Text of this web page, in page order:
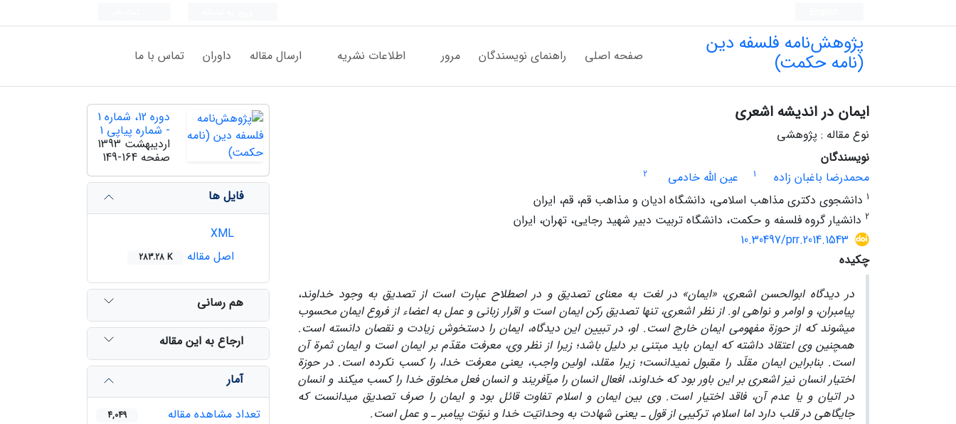
پژوهش‌نامه فلسفه دین
(نامه حکمت) صفحه اصلی راهنمای نویسندگان مرور اطلاعات نشریه ارسال مقاله داوران تماس با ما
ایمان در اندیشه اشعری
نوع مقاله : پژوهشی
نویسندگان
محمدرضا باغبان زاده
1 عین الله خادمی
2
1 دانشجوی دکتری مذاهب اسلامی، دانشگاه ادیان و مذاهب قم، قم، ایران
2 دانشیار گروه فلسفه و حکمت، دانشگاه تربیت دبیر شهید رجایی، تهران، ایران
10.30497/prr.2014.1543
چکیده
در دیدگاه ابوالحسن اشعری، «ایمان» در لغت به معنای تصدیق و در اصطلاح عبارت است از تصدیق به وجود خداوند،
پیامبران، و اوامر و نواهی او. از نظر اشعری، تنها تصدیق رکن ایمان است و اقرار زبانی و عمل به اعضاء از فروع ایمان محسوب
می­شوند که از حوزة مفهومی ایمان خارج است. او، در تبیین این دیدگاه، ایمان را دست­خوش زیادت و نقصان دانسته است.
همچنین وی اعتقاد داشته که ایمان باید مبتنی بر دلیل باشد؛ زیرا از نظر وی، معرفت مقدّم بر ایمان است و ایمان ثمرة آن
است. بنابراین ایمان مقلّد را مقبول نمی­دانست؛ زیرا مقلد، اولین واجب، یعنی معرفت خدا، را کسب نکرده است. در حوزة
اختیار انسان نیز اشعری بر این باور بود که خداوند، افعال انسان را می­آفریند و انسان فعل مخلوق خدا را کسب می­کند و انسان
در اتیان و یا عدم آن، فاقد اختیار است. وی بین ایمان و اسلام تفاوت قائل بود و ایمان را صرف تصدیق می­دانست که
جایگاهی در قلب دارد اما اسلام، ترکیبی از قول ـ یعنی شهادت به وحدانیّت خدا و نبوّت پیامبر ـ و عمل است.
دوره 12، شماره 1
- شماره پیاپی 1
اردیبهشت 1393
صفحه149-164
فایل ها
اصل مقاله
283.28 K
هم رسانی
ارجاع به این مقاله
آمار
تعداد مشاهده مقاله
4,049